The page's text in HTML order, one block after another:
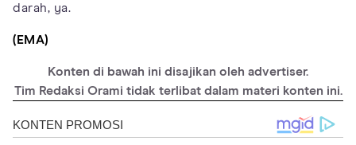
darah, ya.
(EMA)
Konten di bawah ini disajikan oleh advertiser.
Tim Redaksi Orami tidak terlibat dalam materi konten ini.